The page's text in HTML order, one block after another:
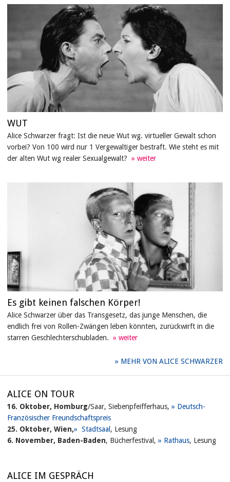
WUT
Alice Schwarzer fragt: Ist die neue Wut wg. virtueller Gewalt schon
vorbei? Von 100 wird nur 1 Vergewaltiger bestraft. Wie steht es mit
der alten Wut wg realer Sexualgewalt?
Es gibt keinen falschen Körper!
Alice Schwarzer über das Transgesetz, das junge Menschen, die
endlich frei von Rollen-Zwängen leben könnten, zurückwirft in die
starren Geschlechterschubladen.
MEHR VON ALICE SCHWARZER
ALICE ON TOUR
16. Oktober, Homburg/Saar, Siebenpfeifferhaus,
Deutsch-
Französischer Freundschaftspreis
25. Oktober, Wien,
Stadtsaal , Lesung
6. November, Baden-Baden, Bücherfestival, Rathaus, Lesung
ALICE IM GESPRÄCH